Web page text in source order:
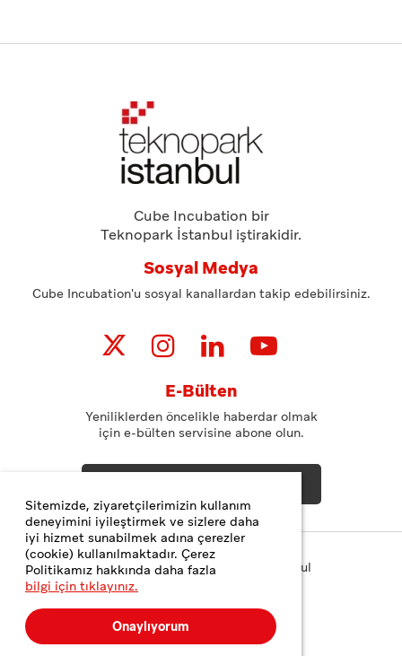
Sitemizde, ziyaretçilerimizin kullanım
deneyimini iyileştirmek ve sizlere daha
iyi hizmet sunabilmek adına çerezler
(cookie) kullanılmaktadır. Çerez
Politikamız hakkında daha fazla
bilgi için tıklayınız.
Onaylıyorum
Cube Incubation bir
Teknopark İstanbul iştirakidir.
Sosyal Medya
Cube Incubation'u sosyal kanallardan takip edebilirsiniz.
E-Bülten
Yeniliklerden öncelikle haberdar olmak
için e-bülten servisine abone olun.
Copyright© 2023 Teknopark İstanbul
Gizlilik ve Çerez Politikası
Kişisel Verilerin Korunması
Web Tasarım
MediaClick